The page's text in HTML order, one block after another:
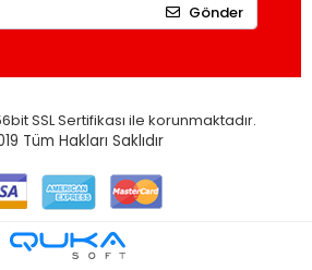
Gönder
SSL Sertifikası ile korunmaktadır.
Tüm Hakları Saklıdır